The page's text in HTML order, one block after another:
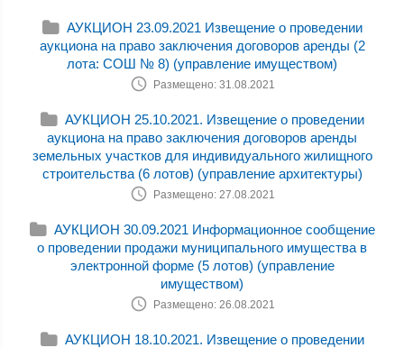
АУКЦИОН 23.09.2021 Извещение о проведении
аукциона на право заключения договоров аренды (2
лота: СОШ № 8) (управление имуществом)
Размещено: 31.08.2021
АУКЦИОН 25.10.2021. Извещение о проведении
аукциона на право заключения договоров аренды
земельных участков для индивидуального жилищного
строительства (6 лотов) (управление архитектуры)
Размещено: 27.08.2021
АУКЦИОН 30.09.2021 Информационное сообщение
о проведении продажи муниципального имущества в
электронной форме (5 лотов) (управление
имуществом)
Размещено: 26.08.2021
АУКЦИОН 18.10.2021. Извещение о проведении